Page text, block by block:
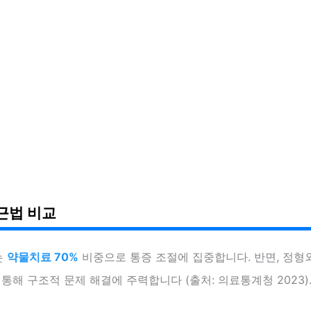
법 비교
약물치료 70% 비중으로 통증 조절에 집중합니다. 반면, 정형
해 구조적 문제 해결에 주력합니다 (출처: 의료통계청 2023).